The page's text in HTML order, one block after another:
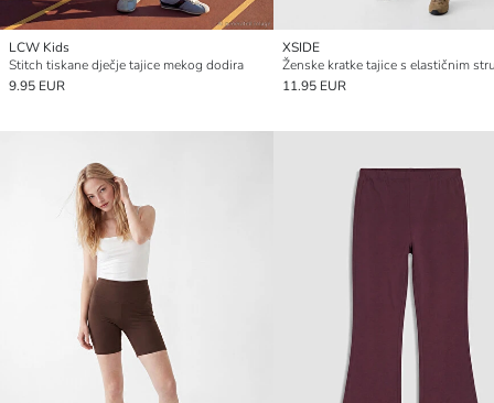
LCW Kids
Stitch tiskane dječje tajice mekog dodira
9.95 EUR
XSIDE
Ženske kratke tajice s elastičnim
11.95 EUR